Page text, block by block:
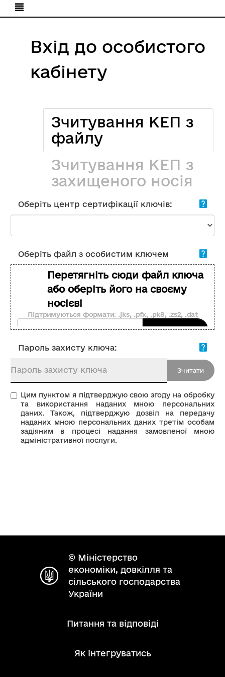
Вхід до особистого
кабінету
Зчитування КЕП з
файлу
Зчитування КЕП з
захищеного носія
Оберіть центр сертифікації ключів:
Оберіть файл з особистим ключем
Перетягніть сюди файл ключа
або оберіть його на своєму
носієві
Підтримуються формати: .jks, .pfx, .pk8, .zs2, .dat
Вибрати …
Пароль захисту ключа:
Зчитати
Цим пунктом я підтверджую свою згоду на обробку
та використання наданих мною персональних
даних. Також, підтверджую дозвіл на передачу
наданих мною персональних даних третім особам
задіяним в процесі надання замовленої мною
адміністративної послуги.
© Міністерство
економіки, довкілля та
сільського господарства
України
Питання та відповіді
Як інтегруватись